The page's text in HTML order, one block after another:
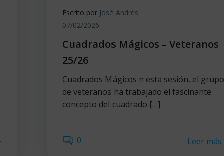
Escrito por José Andrés
07/02/2026
Cuadrados Mágicos – Veteranos
25/26
Cuadrados Mágicos n esta sesión, el
de veteranos ha trabajado el fascinante
concepto del cuadrado […]
0 Leer más